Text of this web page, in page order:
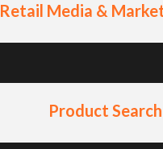
Retail Media &
Product Search